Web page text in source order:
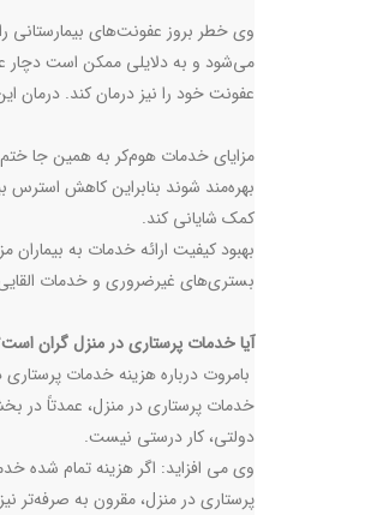
وی خطر بروز عفونت‌های بیمارستانی
می‌شود و به دلایلی ممکن است دچار
عفونت خود را نیز درمان کند. درمان
مزایای خدمات هوم‌کر به همین جا ختم
بهره‌مند شوند بنابراین کاهش استرس
کمک شایانی کند.
بهبود کیفیت ارائه خدمات به
بستری‌های غیرضروری و خدمات
آیا خدمات پرستاری در منزل گران
بامروت درباره هزینه خدمات
خدمات پرستاری در منزل، عمدتاً در
دولتی، کار درستی نیست.
وی می افزاید: اگر هزینه تمام شده
پرستاری در منزل، مقرون ‌به‌ صرفه‌تر